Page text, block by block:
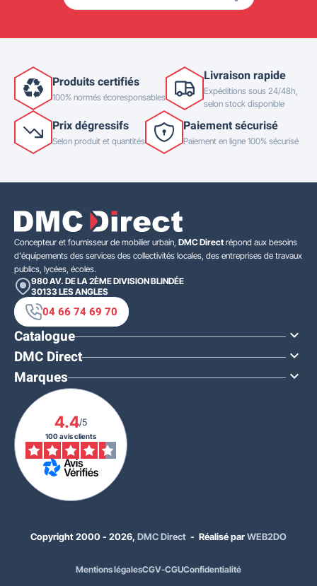
Produits certifiés
100% normés écoresponsables
Livraison rapide
Expéditions sous 24/48h,
selon stock disponible
Prix dégressifs
Selon produit et quantités
Paiement sécurisé
Paiement en ligne 100% sécurisé
Concepteur et fournisseur de mobilier urbain, DMC Direct répond aux besoins
d'équipements des services des collectivités locales, des entreprises de travaux
publics, lycées, écoles.
980 AV. DE LA 2ÈME DIVISION BLINDÉE
30133 LES ANGLES
04 66 74 69 70
Catalogue 
DMC Direct 
Marques 
4.4/5
100 avis clients
Copyright 2000 - 2026, DMC Direct - Réalisé parWEB2DO
Mentions légalesCGV-CGUConfidentialité